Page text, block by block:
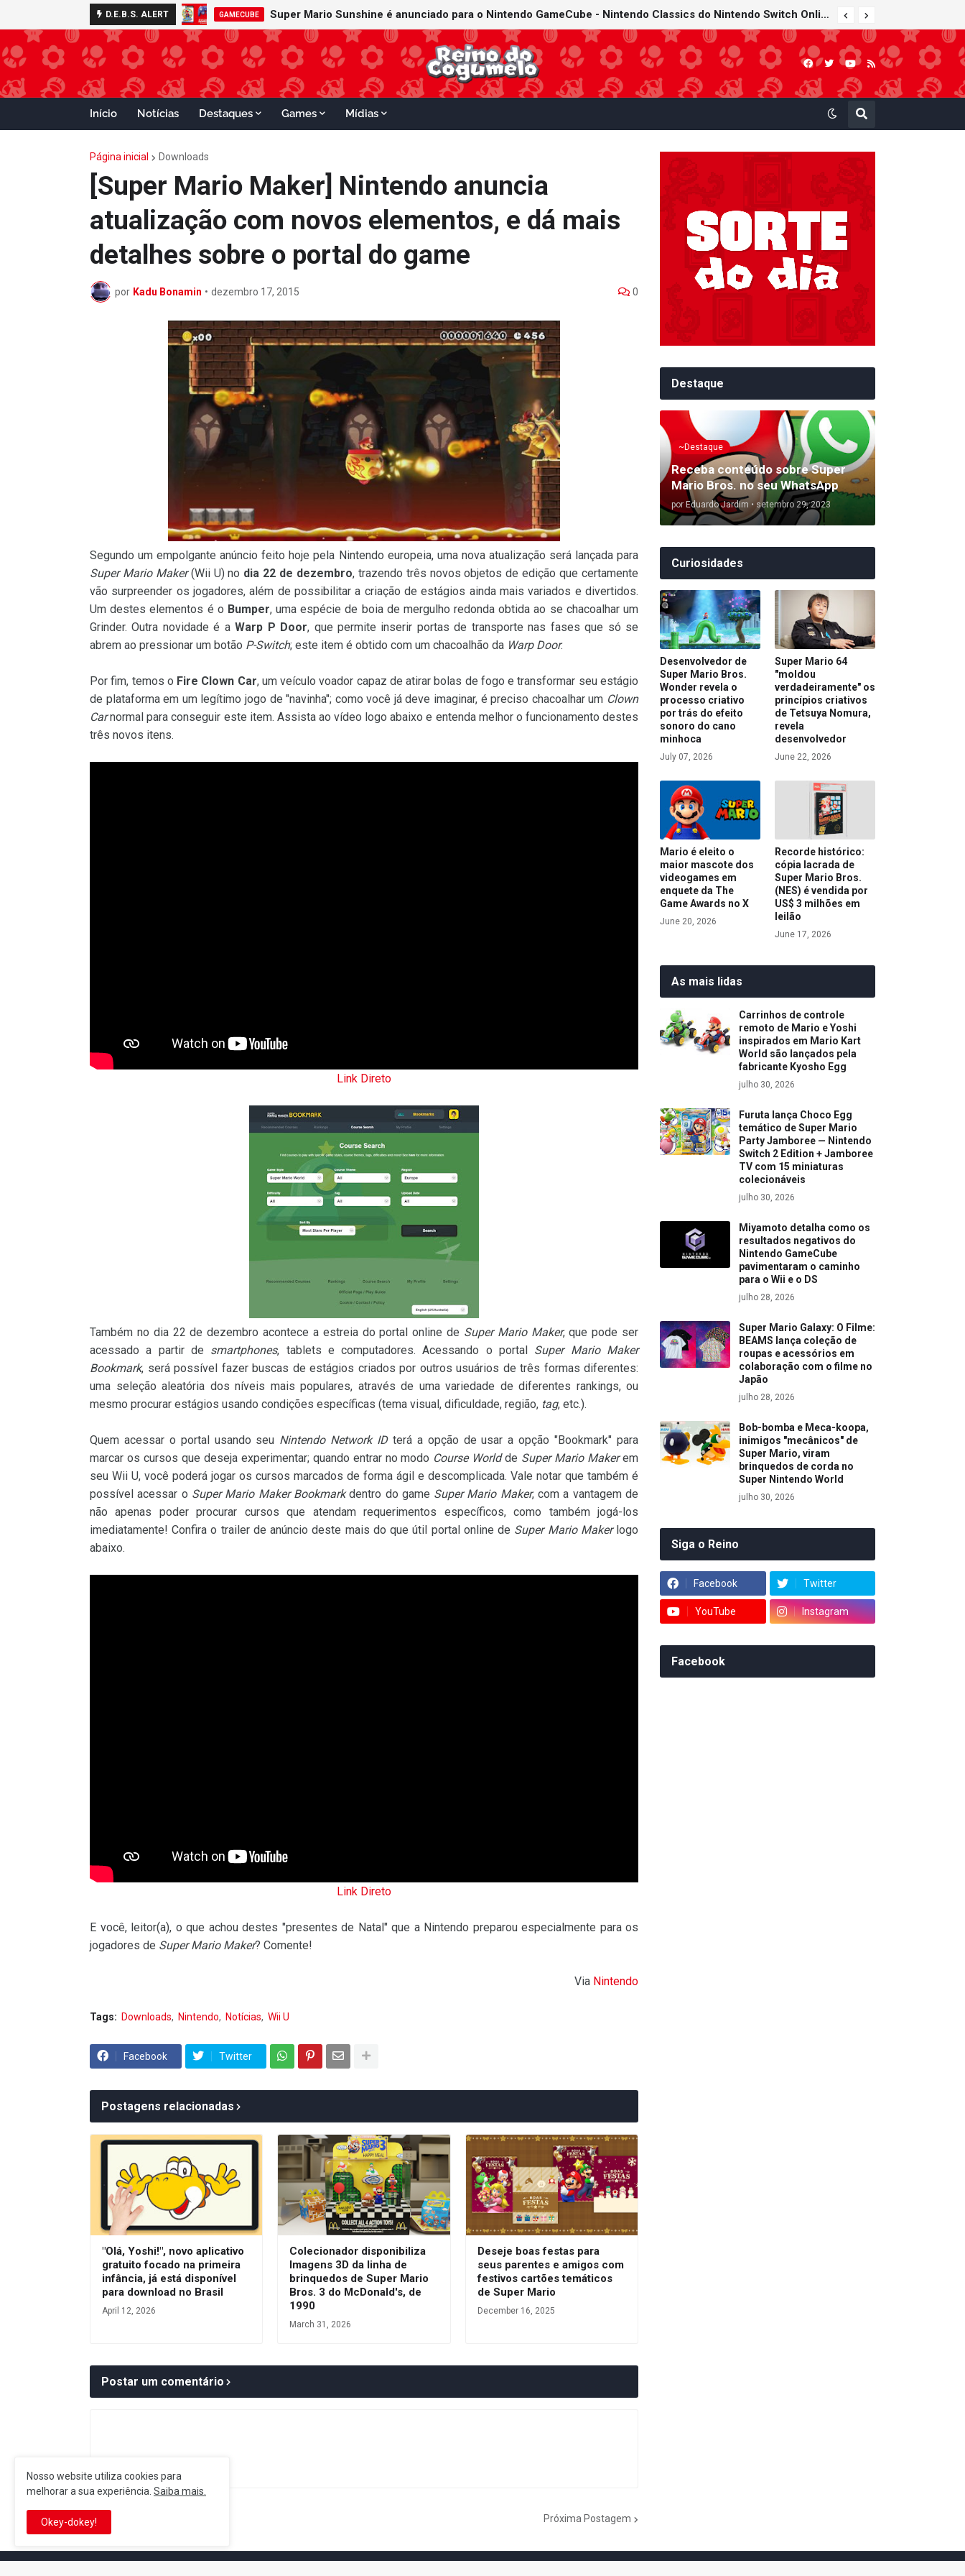
D.E.B.S. ALERT GAMECUBE Super Mario Sunshine é anunciado para o Nintendo GameCube - Nintendo Classics do Nintendo Switch Online
Início Notícias Destaques Games Mídias
Página inicial Downloads
[Super Mario Maker] Nintendo anuncia
atualização com novos elementos, e dá mais
detalhes sobre o portal do game
por Kadu Bonamin • dezembro 17, 2015 0
Segundo um empolgante anúncio feito hoje pela Nintendo europeia, uma nova atualização será lançada para
Super Mario Maker(Wii U) no dia 22 de dezembro, trazendo três novos objetos de edição que certamente
vão surpreender os jogadores, além de possibilitar a criação de estágios ainda mais variados e divertidos.
Um destes elementos é o Bumper, uma espécie de boia de mergulho redonda obtida ao se chacoalhar um
Grinder. Outra novidade é aWarp P Door, que permite inserir portas de transporte nas fases que só se
abrem ao pressionar um botão P-Switch; este item é obtido com um chacoalhão da Warp Door.
Por fim, temos o Fire Clown Car, um veículo voador capaz de atirar bolas de fogo e transformar seu estágio
de plataforma em um legítimo jogo de "navinha"; como você já deve imaginar, é preciso chacoalhar um Clown
Carnormal para conseguir este item. Assista ao vídeo logo abaixo e entenda melhor o funcionamento destes
três novos itens.
Link Direto
Também no dia 22 de dezembro acontece a estreia do portal online de Super Mario Maker, que pode ser
acessado a partir de smartphones, tablets e computadores. Acessando o portal Super Mario Maker
Bookmark, será possível fazer buscas de estágios criados por outros usuários de três formas diferentes:
uma seleção aleatória dos níveis mais populares, através de uma variedade de diferentes rankings, ou
mesmo procurar estágios usando condições específicas (tema visual, dificuldade, região, tag, etc.).
Quem acessar o portal usando seu Nintendo Network IDterá a opção de usar a opção "Bookmark" para
marcar os cursos que deseja experimentar; quando entrar no modo Course Worldde Super Mario Makerem
seu Wii U, você poderá jogar os cursos marcados de forma ágil e descomplicada. Vale notar que também é
possível acessar o Super Mario Maker Bookmarkdentro do game Super Mario Maker, com a vantagem de
não apenas poder procurar cursos que atendam requerimentos específicos, como também jogá-los
imediatamente! Confira o trailer de anúncio deste mais do que útil portal online de Super Mario Makerlogo
abaixo.
Link Direto
E você, leitor(a), o que achou destes "presentes de Natal" que a Nintendo preparou especialmente para os
jogadores de Super Mario Maker? Comente!
Via Nintendo
Tags: Downloads Nintendo Notícias Wii U
Facebook Twitter
Postagens relacionadas
"Olá, Yoshi!", novo aplicativo
gratuito focado na primeira
infância, já está disponível
para download no Brasil
April 12, 2026
Colecionador disponibiliza
Imagens 3D da linha de
brinquedos de Super Mario
Bros. 3 do McDonald's, de
1990
March 31, 2026
Deseje boas festas para
seus parentes e amigos com
festivos cartões temáticos
de Super Mario
December 16, 2025
Postar um comentário
Próxima Postagem
Destaque
~Destaque
Receba conteúdo sobre Super
Mario Bros. no seu WhatsApp
por Eduardo Jardim • setembro 29, 2023
Curiosidades
Desenvolvedor de
Super Mario Bros.
Wonder revela o
processo criativo
por trás do efeito
sonoro do cano
minhoca
July 07, 2026
Super Mario 64
"moldou
verdadeiramente" os
princípios criativos
de Tetsuya Nomura,
revela
desenvolvedor
June 22, 2026
Mario é eleito o
maior mascote dos
videogames em
enquete da The
Game Awards no X
June 20, 2026
Recorde histórico:
cópia lacrada de
Super Mario Bros.
(NES) é vendida por
US$ 3 milhões em
leilão
June 17, 2026
As mais lidas
Carrinhos de controle
remoto de Mario e Yoshi
inspirados em Mario Kart
World são lançados pela
fabricante Kyosho Egg
julho 30, 2026
Furuta lança Choco Egg
temático de Super Mario
Party Jamboree — Nintendo
Switch 2 Edition + Jamboree
TV com 15 miniaturas
colecionáveis
julho 30, 2026
Miyamoto detalha como os
resultados negativos do
Nintendo GameCube
pavimentaram o caminho
para o Wii e o DS
julho 28, 2026
Super Mario Galaxy: O Filme:
BEAMS lança coleção de
roupas e acessórios em
colaboração com o filme no
Japão
julho 28, 2026
Bob-bomba e Meca-koopa,
inimigos "mecânicos" de
Super Mario, viram
brinquedos de corda no
Super Nintendo World
julho 30, 2026
Siga o Reino
Facebook Twitter
YouTube Instagram
Facebook
Nosso website utiliza cookies para
melhorar a sua experiência. Saiba mais.
Okey-dokey!